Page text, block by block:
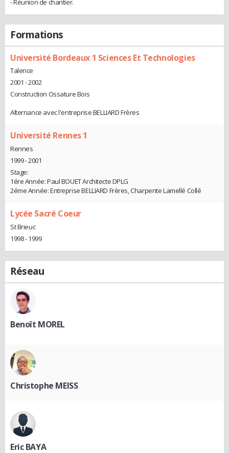
Formations
Université Bordeaux 1 Sciences Et Technologies
Talence
2001 - 2002
Construction Ossature Bois
Alternance avec l'entreprise BELLIARD Frères
Université Rennes 1
Rennes
1999 - 2001
Stage:
1ére Année: Paul BOUET Architecte DPLG
2éme Année: Entreprise BELLIARD Frères, Charpente Lamellé Collé
Lycée Sacré Coeur
St Brieuc
1998 - 1999
Réseau
Benoît MOREL
Christophe MEISS
Eric BAYA